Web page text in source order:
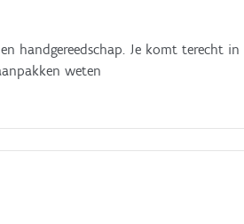
handgereedschap. Je komt terecht
weten